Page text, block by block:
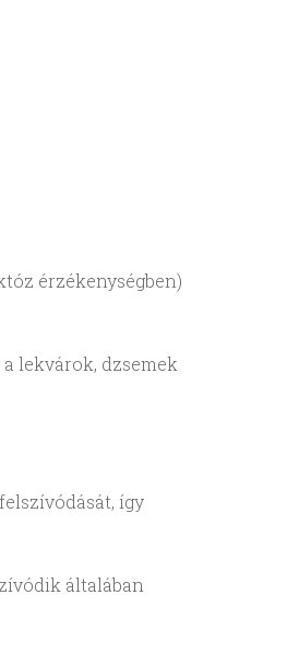
érzékenységben)
lekvárok, dzsemek
így
általában